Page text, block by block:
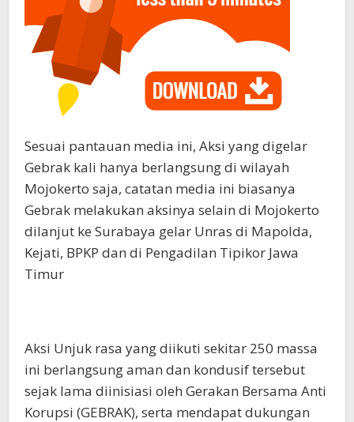
Sesuai pantauan media ini, Aksi yang digelar
Gebrak kali hanya berlangsung di wilayah
Mojokerto saja, catatan media ini biasanya
Gebrak melakukan aksinya selain di Mojokerto
dilanjut ke Surabaya gelar Unras di Mapolda,
Kejati, BPKP dan di Pengadilan Tipikor Jawa
Timur
Aksi Unjuk rasa yang diikuti sekitar 250 massa
ini berlangsung aman dan kondusif tersebut
sejak lama diinisiasi oleh Gerakan Bersama Anti
Korupsi (GEBRAK), serta mendapat dukungan